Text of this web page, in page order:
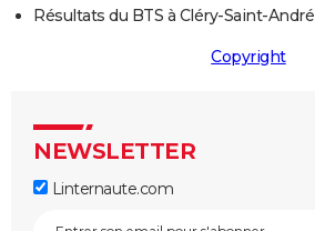
Résultats du BTS à Cléry-Saint-André
Copyright
NEWSLETTER
Linternaute.com